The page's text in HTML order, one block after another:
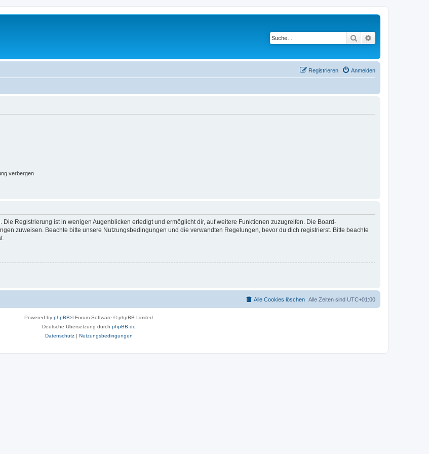
Suche
Anmelden
Registrieren
verbergen
Registrierung ist in wenigen Augenblicken erledigt und ermöglicht dir, auf weitere Funktionen zuzugreifen. Die Board-
zuweisen. Beachte bitte unsere Nutzungsbedingungen und die verwandten Regelungen, bevor du dich registrierst. Bitte beachte
Alle Zeiten sind UTC+01:00
Alle Cookies löschen
Powered by phpBB® Forum Software © phpBB Limited
Deutsche Übersetzung durch phpBB.de
Datenschutz| Nutzungsbedingungen